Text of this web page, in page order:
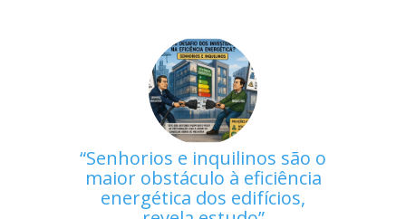
Senhorios e inquilinos são o
maior obstáculo à eficiência
energética dos edifícios,